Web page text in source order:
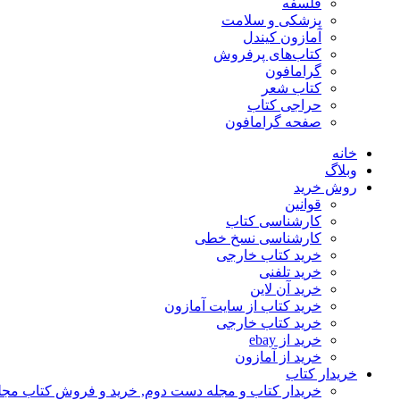
فلسفه
پزشکی و سلامت
آمازون کیندل
کتاب‌های پرفروش
گرامافون
کتاب شعر
حراجی کتاب
صفحه گرامافون
خانه
وبلاگ
روش خرید
قوانین
کارشناسی کتاب
کارشناسی نسخ خطی
خرید کتاب خارجی
خرید تلفنی
خرید آن لاین
خرید کتاب از سایت آمازون
خرید کتاب خارجی
خرید از ebay
خرید از آمازون
خریدار کتاب
خریدار کتاب و مجله دست دوم, خرید و فروش کتاب